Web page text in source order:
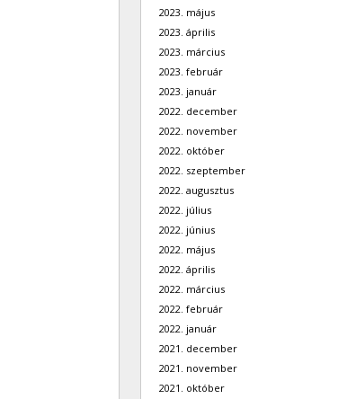
2023. május
2023. április
2023. március
2023. február
2023. január
2022. december
2022. november
2022. október
2022. szeptember
2022. augusztus
2022. július
2022. június
2022. május
2022. április
2022. március
2022. február
2022. január
2021. december
2021. november
2021. október